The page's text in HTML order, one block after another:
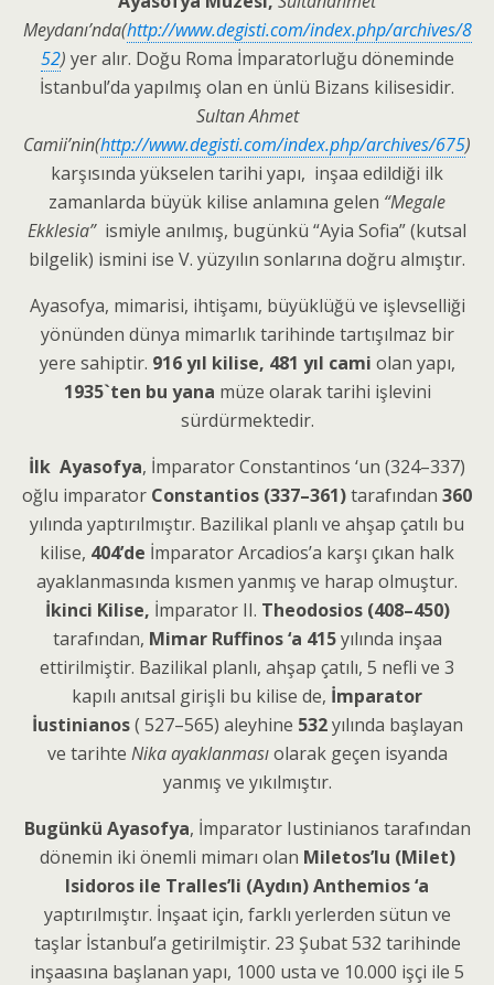
Meydanı’nda(http://www.degisti.com/index.php/archives/8
52) yer alır. Doğu Roma İmparatorluğu döneminde
İstanbul’da yapılmış olan en ünlü Bizans kilisesidir.
Sultan Ahmet
Camii’nin(http://www.degisti.com/index.php/archives/675)
karşısında yükselen tarihi yapı, inşaa edildiği ilk
zamanlarda büyük kilise anlamına gelen “Megale
Ekklesia”ismiyle anılmış, bugünkü “Ayia Sofia” (kutsal
bilgelik) ismini ise V. yüzyılın sonlarına doğru almıştır.
Ayasofya, mimarisi, ihtişamı, büyüklüğü ve işlevselliği
yönünden dünya mimarlık tarihinde tartışılmaz bir
yere sahiptir. 916 yıl kilise, 481 yıl cami olan yapı,
1935`ten bu yana müze olarak tarihi işlevini
sürdürmektedir.
İlk Ayasofya, İmparator Constantinos ‘un (324–337)
oğlu imparator Constantios (337–361)tarafından 360
yılında yaptırılmıştır. Bazilikal planlı ve ahşap çatılı bu
kilise, 404’de İmparator Arcadios’a karşı çıkan halk
ayaklanmasında kısmen yanmış ve harap olmuştur.
İkinci Kilise, İmparator II. Theodosios (408–450)
tarafından, Mimar Ruffinos ‘a 415yılında inşaa
ettirilmiştir. Bazilikal planlı, ahşap çatılı, 5 nefli ve 3
kapılı anıtsal girişli bu kilise de, İmparator
İustinianos( 527–565) aleyhine 532yılında başlayan
ve tarihte Nika ayaklanmasıolarak geçen isyanda
yanmış ve yıkılmıştır.
Bugünkü Ayasofya, İmparator Iustinianos tarafından
dönemin iki önemli mimarı olan Miletos’lu (Milet)
Isidoros ile Tralles’li (Aydın) Anthemios ‘a
yaptırılmıştır. İnşaat için, farklı yerlerden sütun ve
taşlar İstanbul’a getirilmiştir. 23 Şubat 532 tarihinde
inşaasına başlanan yapı, 1000 usta ve 10.000 işçi ile 5